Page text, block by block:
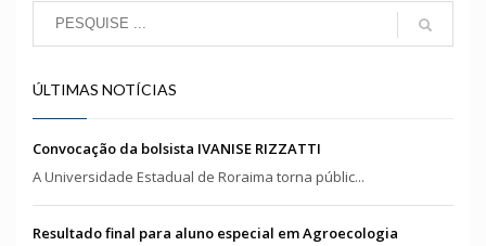
ÚLTIMAS NOTÍCIAS
Convocação da bolsista IVANISE RIZZATTI
A Universidade Estadual de Roraima torna públic...
Resultado final para aluno especial em Agroecologia